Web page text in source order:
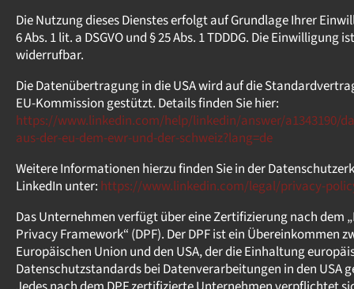
Die Nutzung dieses Dienstes erfolgt auf Grundlage Ihrer
6 Abs. 1 lit. a DSGVO und § 25 Abs. 1 TDDDG. Die Einwilligung
widerrufbar.
Die Datenübertragung in die USA wird auf die
EU-Kommission gestützt. Details finden Sie hier:
https://www.linkedin.com/help/linkedin/answer/a1343190/
aus-der-eu-dem-ewr-und-der-schweiz?lang=de
Weitere Informationen hierzu finden Sie in der
LinkedIn unter: https://www.linkedin.com/legal/privacy-
Das Unternehmen verfügt über eine Zertifizierung nach dem
Privacy Framework“ (DPF). Der DPF ist ein Übereinkommen
Europäischen Union und den USA, der die Einhaltung
Datenschutzstandards bei Datenverarbeitungen in den USA